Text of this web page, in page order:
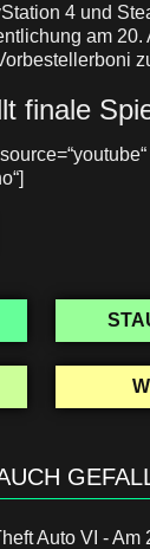
4 und
am 20.
finale
Auto VI - Am